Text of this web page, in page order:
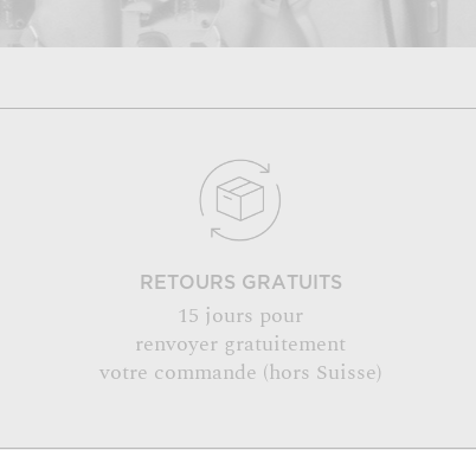
RETOURS GRATUITS
15 jours pour
renvoyer gratuitement
votre commande (hors Suisse)